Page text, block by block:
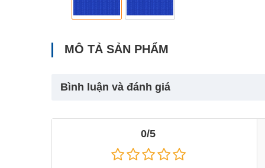
MÔ TẢ SẢN PHẨM
Bình luận và đánh giá
0/5